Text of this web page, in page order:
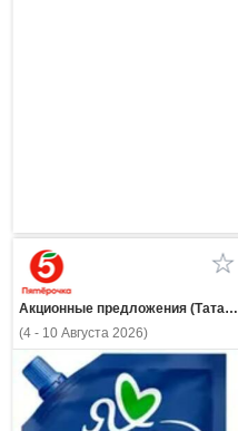
Акционные предложения (Татарстан)
(4 - 10 Августа 2026)